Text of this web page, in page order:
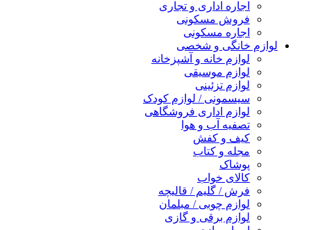
اجاره اداری و تجاری
فروش مسکونی
اجاره مسکونی
لوازم خانگی و شخصی
لوازم خانه و آشپزخانه
لوازم موسیقی
لوازم تزئینی
سیسمونی / لوازم کودک
لوازم اداری فروشگاهی
تصفیه آب و هوا
کیف و کفش
مجله و کتاب
پوشاک
کالای خواب
فرش / گلیم / قالیچه
لوازم چوبی / مبلمان
لوازم برقی و گازی